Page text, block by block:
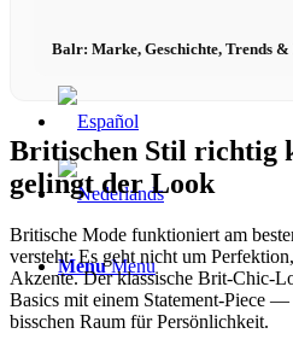
Menu Menu
Balr: Marke, Geschichte, Trends &
Britischen Stil richtig
gelingt der Look
Britische Mode funktioniert am
versteht: Es geht nicht um
Akzente. Der klassische Brit-Chic-
Basics mit einem Statement-Piece
bisschen Raum für Persönlichkeit.